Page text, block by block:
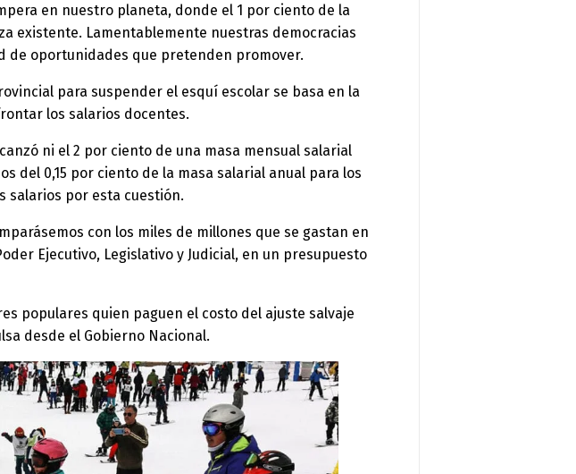
en nuestro planeta, donde el 1 por ciento de la
existente. Lamentablemente nuestras democracias
de oportunidades que pretenden promover.
para suspender el esquí escolar se basa en la
los salarios docentes.
ni el 2 por ciento de una masa mensual salarial
del 0,15 por ciento de la masa salarial anual para los
salarios por esta cuestión.
con los miles de millones que se gastan en
Ejecutivo, Legislativo y Judicial, en un presupuesto
populares quien paguen el costo del ajuste salvaje
desde el Gobierno Nacional.